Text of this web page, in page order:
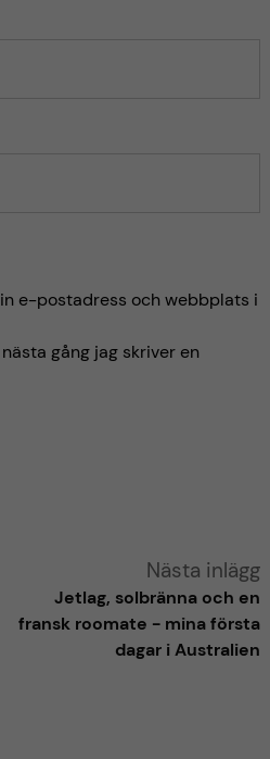
e-postadress och webbplats i
gång jag skriver en
Nästa inlägg
Jetlag, solbränna och en
fransk roomate - mina första
dagar i Australien